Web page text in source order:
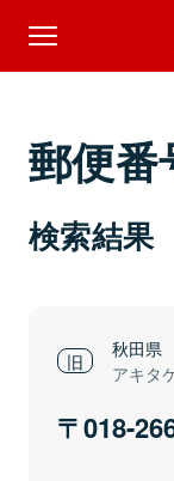
郵便番
検索結果
秋田県
アキタ
018-